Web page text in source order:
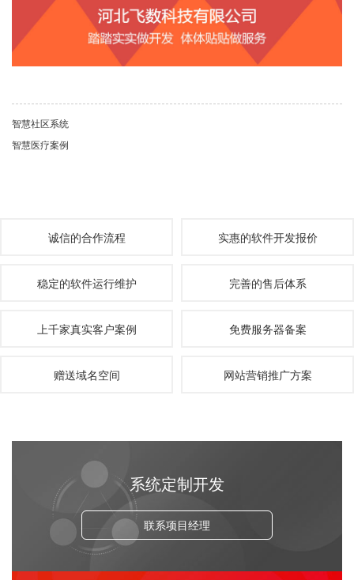
智慧社区系统
智慧医疗案例
诚信的合作流程 实惠的软件开发报价
稳定的软件运行维护 完善的售后体系
上千家真实客户案例 免费服务器备案
赠送域名空间 网站营销推广方案
系统定制开发
联系项目经理